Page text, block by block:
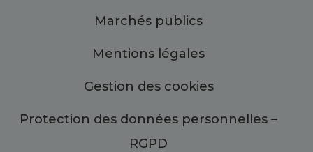
Marchés publics
Mentions légales
Gestion des cookies
Protection des données personnelles –
RGPD